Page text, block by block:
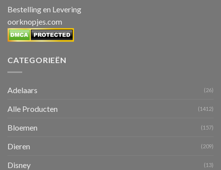
Bestelling en Levering
oorknopjes.com
CATEGORIEËN
Adelaars (26)
Alle Producten (1412)
Bloemen (157)
Dieren (209)
Disney (13)